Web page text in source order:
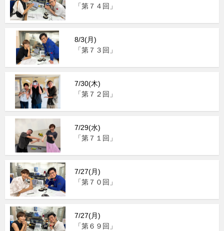
「第７４回」
8/3(月)
「第７３回」
7/30(木)
「第７２回」
7/29(水)
「第７１回」
7/27(月)
「第７０回」
7/27(月)
「第６９回」